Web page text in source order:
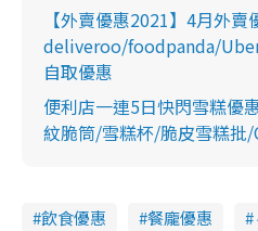
【外賣優惠2021】4月外賣
deliveroo/foodpanda/
自取優惠
便利店一連5日快閃雪糕優
紋脆筒/雪糕杯/脆皮雪糕批/
飲食優惠 餐龐優惠